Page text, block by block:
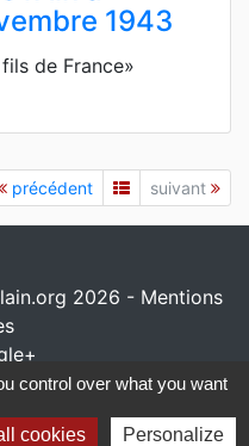
1943
de France»
précédent suivant
2026 - Mentions
www.io-network.com
control over what you want
cookies Personalize